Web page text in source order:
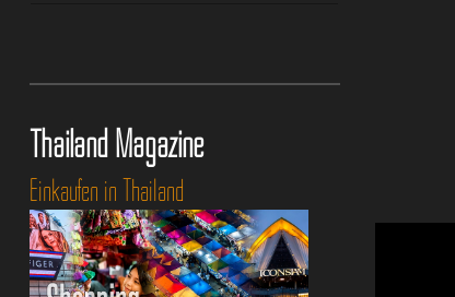
Thailand Magazine
Einkaufen in Thailand